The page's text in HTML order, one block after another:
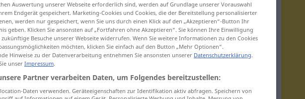
wechselnKleidung, Wohnunga.
dieKleidungwechseln
dieWohnungwechseln
Auswertung unserer Webseite erforderlich sind, werden auf Grundlage unserer Vorauswahl
Endgerät gespeichert. Marketing-Cookies und Cookies, die der Bereitstellung personalisierter
werden nur gespeichert, wenn Sie uns durch einen Klick auf den „Akzeptieren“-Button Ihr
geben. Klicken Sie ansonsten auf „Fortfahren ohne Akzeptieren“. Sie können Ihre Einwilligung
Besuche unserer Webseite widerrufen. Wenn Sie weitere Informationen zu den Cookies
möchten, klicken Sie einfach auf den Button „Mehr Optionen“.
Hinweise zu der Datenverarbeitung entnehmen Sie ansonsten unserer Datenschutzerklärung.
unser Impressum.
Partner verarbeiten Daten, um Folgendes bereitzustellen:
Daten verwenden. Geräteeigenschaften zur Identifikation aktiv abfragen. Speichern von